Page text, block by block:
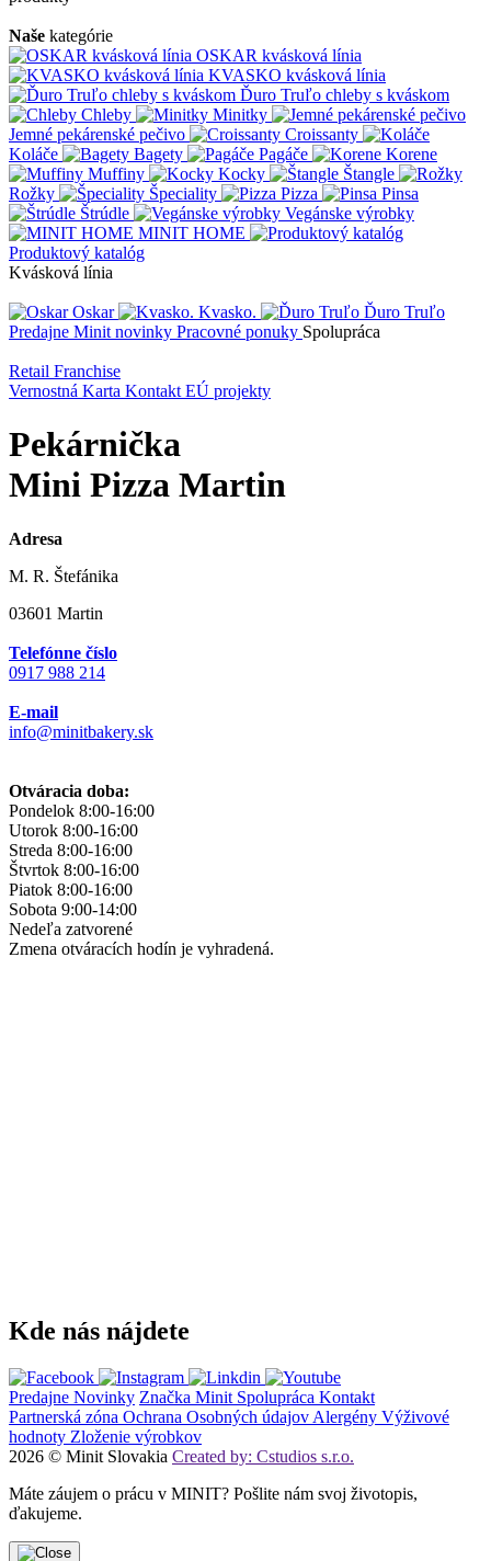
Naše kategórie
OSKAR kvásková línia
KVASKO kvásková línia
Ďuro Truľo chleby s kváskom
Chleby
Minitky
Jemné pekárenské pečivo
Croissanty
Koláče
Bagety Pagáče
Korene
Muffiny
Kocky
Štangle
Rožky
Špeciality Pizza
Pinsa
Štrúdle
Vegánske výrobky
MINIT HOME
Produktový katalóg
Kvásková línia
Oskar Kvasko.
Ďuro Truľo
Predajne Minit novinky Pracovné ponuky Spolupráca
Retail Franchise
Vernostná Karta Kontakt EÚ projekty
Pekárnička
Mini Pizza Martin
Adresa
M. R. Štefánika
03601 Martin
Telefónne číslo
0917 988 214
E-mail
info@minitbakery.sk
Otváracia doba:
Pondelok 8:00-16:00
Utorok 8:00-16:00
Streda 8:00-16:00
Štvrtok 8:00-16:00
Piatok 8:00-16:00
Sobota 9:00-14:00
Nedeľa zatvorené
Zmena otváracích hodín je vyhradená.
Kde nás nájdete
Predajne Novinky Značka Minit Spolupráca Kontakt
Partnerská zóna Ochrana Osobných údajov Alergény Výživové
hodnoty Zloženie výrobkov
2026 © Minit Slovakia Created by: Cstudios s.r.o.
Máte záujem o prácu v MINIT? Pošlite nám svoj životopis,
ďakujeme.